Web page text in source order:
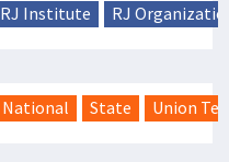
RJ Institute RJ
National State Union